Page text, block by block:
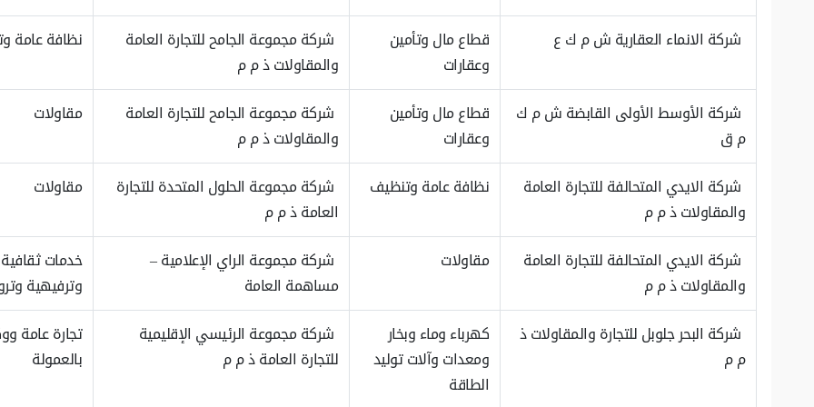
شركة الانماء العقارية ش م ك ع
قطاع مال وتأمين
وعقارات
شركة مجموعة الجامح للتجارة العامة
والمقاولات ذ م م
نظافة عامة
شركة الأوسط الأولى القابضة ش م ك
م ق
قطاع مال وتأمين
وعقارات
شركة مجموعة الجامح للتجارة العامة
والمقاولات ذ م م
مقاولات
شركة الايدي المتحالفة للتجارة العامة
والمقاولات ذ م م
نظافة عامة وتنظيف
شركة مجموعة الحلول المتحدة للتجارة
العامة ذ م م
مقاولات
شركة الايدي المتحالفة للتجارة العامة
والمقاولات ذ م م
مقاولات
شركة مجموعة الراي الإعلامية –
مساهمة العامة
خدمات ثقافية
وترفيهية
شركة البحر جلوبل للتجارة والمقاولات ذ
م م
كهرباء وماء وبخار
ومعدات وآلات توليد
الطاقة
شركة مجموعة الرئيسي الإقليمية
للتجارة العامة ذ م م
تجارة عامة
بالعمولة